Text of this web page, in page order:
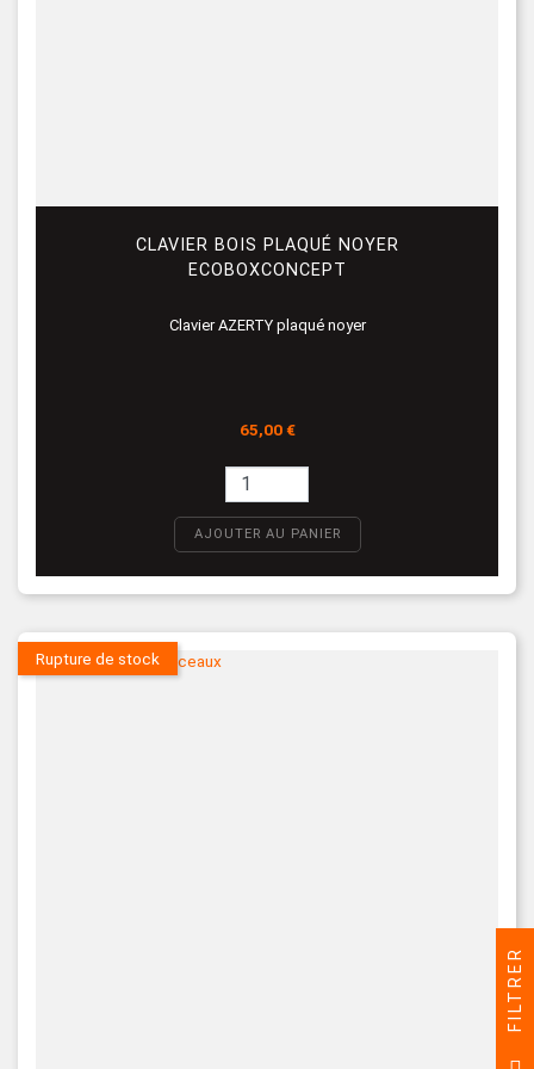
CLAVIER BOIS PLAQUÉ NOYER
ECOBOXCONCEPT
Clavier AZERTY plaqué noyer
Prix
65,00 €
AJOUTER AU PANIER
Rupture de stock
FILTRER